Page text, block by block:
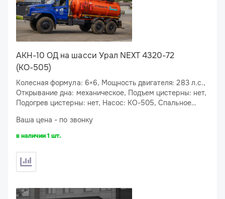
АКН-10 ОД на шасси Урал NEXT 4320-72
(КО-505)
Колесная формула: 6×6, Мощность двигателя: 283 л.с.,
Открывание дна: механическое, Подъем цистерны: нет,
Подогрев цистерны: нет, Насос: КО-505, Спальное
Ваша цена - по звонку
в наличии 1 шт.